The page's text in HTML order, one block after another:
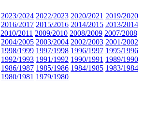
2023/2024 2022/2023 2020/2021 2019/2020
2016/2017 2015/2016 2014/2015 2013/2014
2010/2011 2009/2010 2008/2009 2007/2008
2004/2005 2003/2004 2002/2003 2001/2002
1998/1999 1997/1998 1996/1997 1995/1996
1992/1993 1991/1992 1990/1991 1989/1990
1986/1987 1985/1986 1984/1985 1983/1984
1980/1981 1979/1980